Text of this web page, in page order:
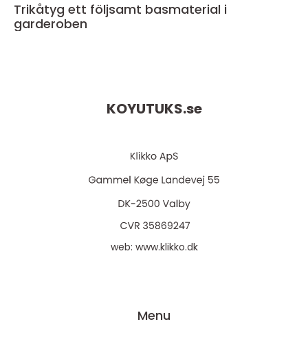
Trikåtyg ett följsamt basmaterial i
garderoben
KOYUTUKS.se
web: www.klikko.dk
Menu